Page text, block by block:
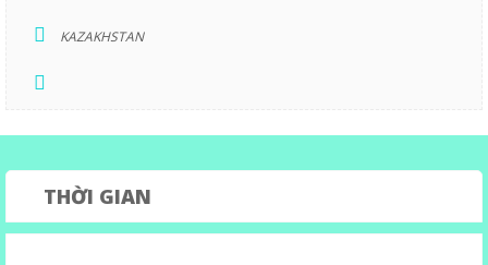
KAZAKHSTAN
THỜI GIAN